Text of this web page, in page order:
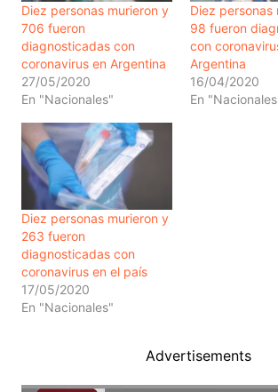
Diez personas murieron y
706 fueron
diagnosticadas con
coronavirus en Argentina
27/05/2020
En "Nacionales"
Diez personas
98 fueron
con
Argentina
16/04/2020
En
Diez personas murieron y
263 fueron
diagnosticadas con
coronavirus en el país
17/05/2020
En "Nacionales"
Advertisements